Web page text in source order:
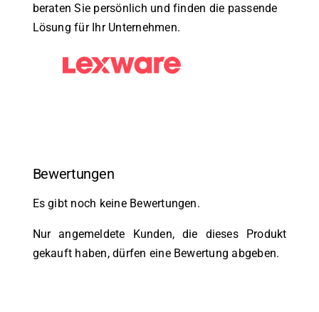
beraten Sie persönlich und finden die passende
Lösung für Ihr Unternehmen.
Bewertungen
Es gibt noch keine Bewertungen.
Nur angemeldete Kunden, die dieses Produkt
gekauft haben, dürfen eine Bewertung abgeben.